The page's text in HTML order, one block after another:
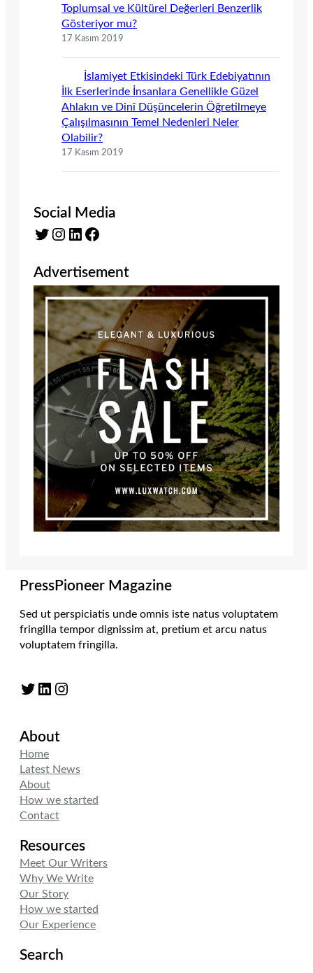
Toplumsal ve Kültürel Değerleri Benzerlik
Gösteriyor mu?
17 Kasım 2019
İslamiyet Etkisindeki Türk Edebiyatının
İlk Eserlerinde İnsanlara Genellikle Güzel
Ahlakın ve Dinî Düşüncelerin Öğretilmeye
Çalışılmasının Temel Nedenleri Neler
Olabilir?
17 Kasım 2019
Social Media
Twitter Instagram LinkedIn Facebook
Advertisement
PressPioneer Magazine
Sed ut perspiciatis unde omnis iste natus voluptatem
fringilla tempor dignissim at, pretium et arcu natus
voluptatem fringilla.
Twitter LinkedIn Instagram
About
Home
Latest News
About
How we started
Contact
Resources
Meet Our Writers
Why We Write
Our Story
How we started
Our Experience
Search